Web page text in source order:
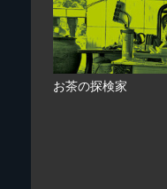
お茶の探検家